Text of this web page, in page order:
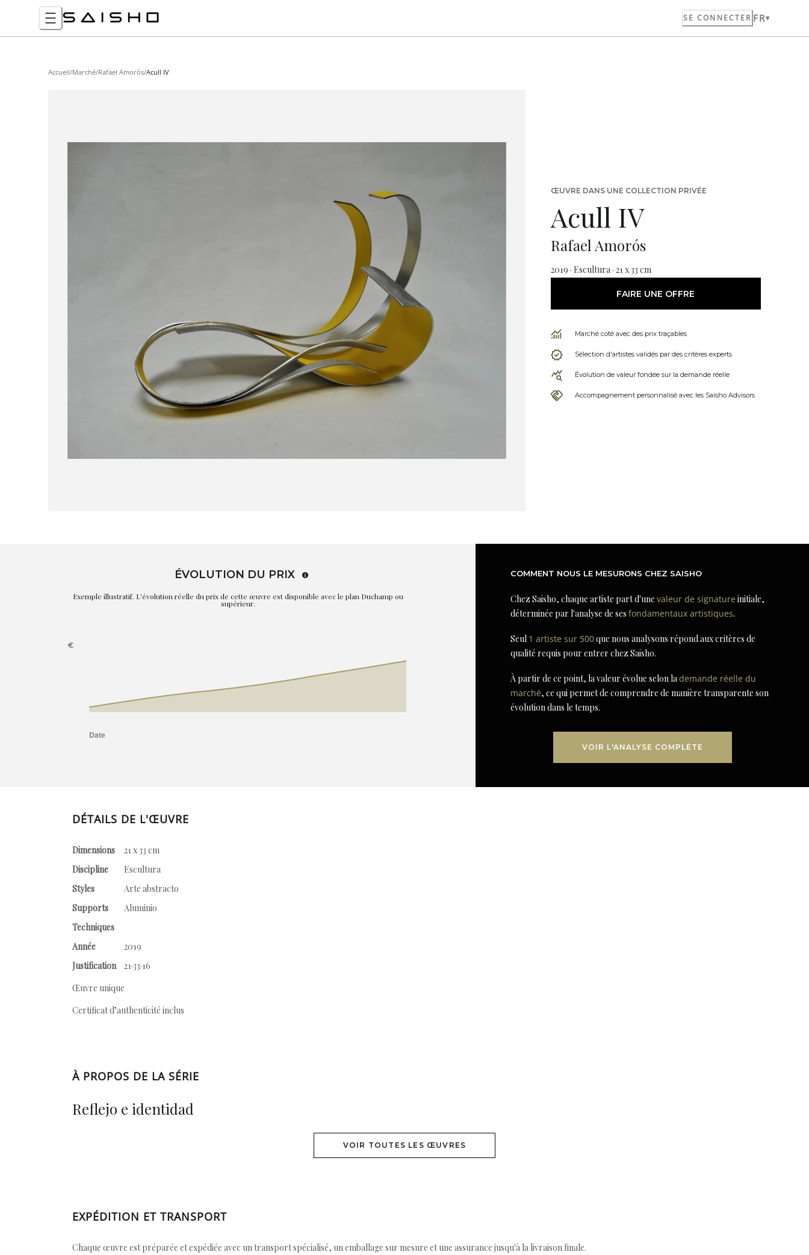
SE CONNECTER FR
Accueil/Marché/Rafael Amorós/Acull IV
ŒUVRE DANS UNE COLLECTION PRIVÉE
Acull IV
Rafael Amorós
2019 · Escultura · 21 x 33 cm
FAIRE UNE OFFRE
Marché coté avec des prix traçables
Sélection d'artistes validés par des critères experts
Évolution de valeur fondée sur la demande réelle
Accompagnement personnalisé avec les Saisho Advisors
ÉVOLUTION DU PRIX
Exemple illustratif. L'évolution réelle du prix de cette œuvre est disponible avec le plan Duchamp ou
supérieur.
COMMENT NOUS LE MESURONS CHEZ SAISHO
Chez Saisho, chaque artiste part d'unevaleur de signature initiale,
déterminée par l'analyse de sesfondamentaux artistiques.
Seul 1 artiste sur 500que nous analysons répond aux critères de
qualité requis pour entrer chez Saisho.
À partir de ce point, la valeur évolue selon lademande réelle du
marché, ce qui permet de comprendre de manière transparente son
évolution dans le temps.
VOIR L'ANALYSE COMPLÈTE
DÉTAILS DE L'ŒUVRE
Dimensions
21 x 33 cm
Discipline
Escultura
Styles
Arte abstracto
Supports
Aluminio
Techniques
Année
2019
Justification
21·33·16
Œuvre unique
Certificat d’authenticité inclus
À PROPOS DE LA SÉRIE
Reflejo e identidad
VOIR TOUTES LES ŒUVRES
EXPÉDITION ET TRANSPORT
Chaque œuvre est préparée et expédiée avec un transport spécialisé, un emballage sur mesure et une assurance jusqu'à la livraison finale.